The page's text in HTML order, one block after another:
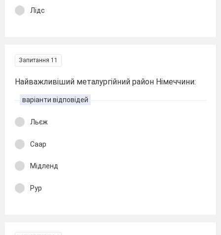
Лідс
Запитання 11
Найважливіший металургійний район Німеччини:
варіанти відповідей
Льєж
Саар
Мідленд
Рур